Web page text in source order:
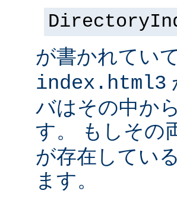
が書かれていて
index.html3
バはその中か
す。 もしその
が存在してい
ます。